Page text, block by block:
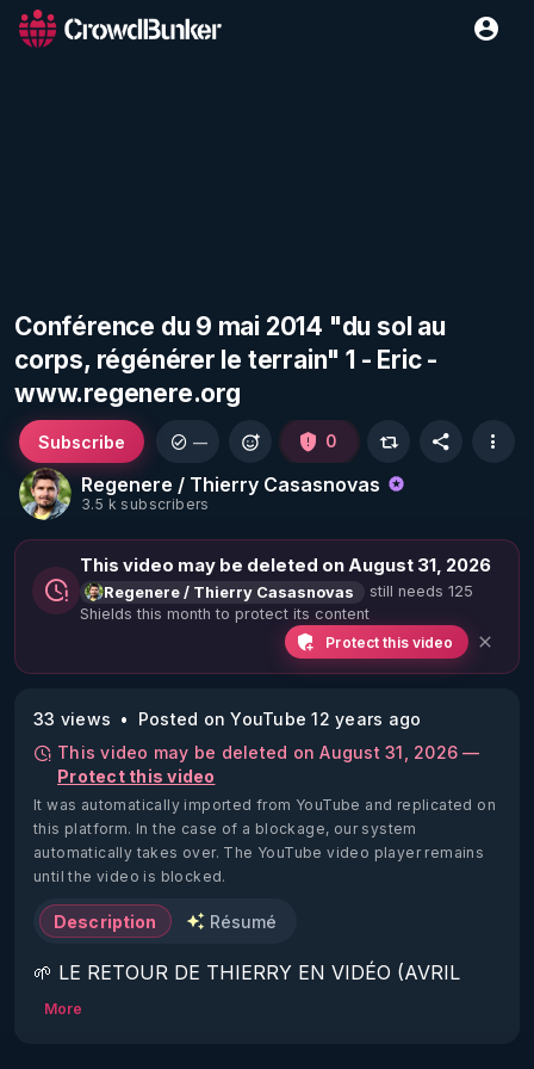
Conférence du 9 mai 2014 "du sol au
corps, régénérer le terrain" 1 - Eric -
www.regenere.org
Regenere / Thierry Casasnovas
3.5 k subscribers
Subscribe — 0
This video may be deleted on August 31, 2026
Regenere / Thierry Casasnovas
still needs 125
Shields this month to protect its content
Protect this video
33 views
Posted on YouTube 12 years ago
This video may be deleted on August 31, 2026 —
Protect this video
It was automatically imported from YouTube and replicated on
this platform. In the case of a blockage, our system
automatically takes over. The YouTube video player remains
until the video is blocked.
Description Résumé
🌱 LE RETOUR DE THIERRY EN VIDÉO (AVRIL
2022)!
More